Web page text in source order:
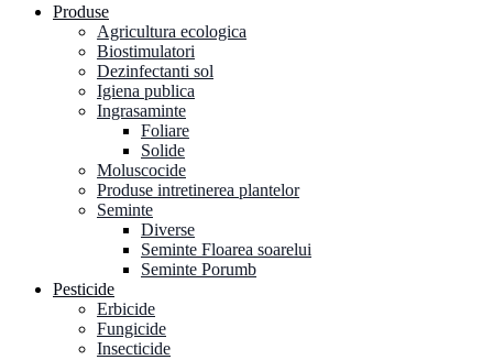
Produse
Agricultura ecologica
Biostimulatori
Dezinfectanti sol
Igiena publica
Ingrasaminte
Foliare
Solide
Moluscocide
Produse intretinerea plantelor
Seminte
Diverse
Seminte Floarea soarelui
Seminte Porumb
Pesticide
Erbicide
Fungicide
Insecticide